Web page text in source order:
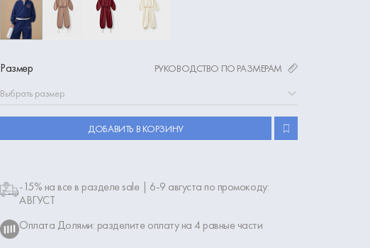
Размер
РУКОВОДСТВО ПО РАЗМЕРАМ
Выбрать размер
ДОБАВИТЬ В КОРЗИНУ
-15% на все в разделе sale | 6-9 августа по промокоду:
АВГУСТ
Оплата Долями: разделите оплату на 4 равные части